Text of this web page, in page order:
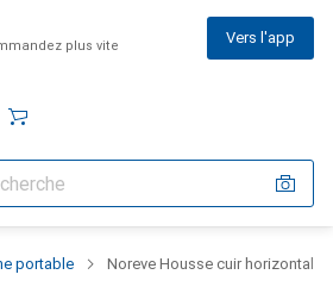
plus vite Vers l'app
portable Noreve Housse cuir horizontal